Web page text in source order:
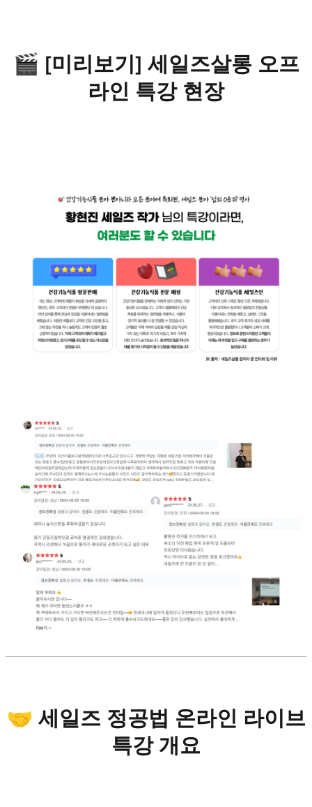
🎬 [미리보기] 세일즈살롱 오프
라인 특강 현장
🤝 세일즈 정공법 온라인 라이브
특강 개요